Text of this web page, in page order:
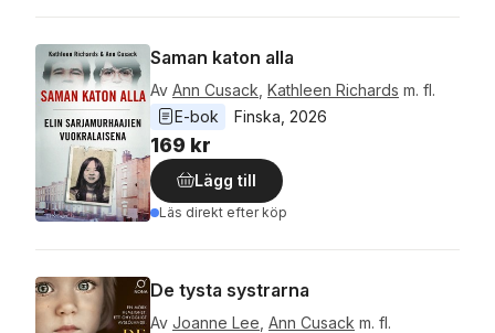
Saman katon alla
Av Ann Cusack Kathleen Richards m. fl.
E-bok
Finska 2026
169 kr
Lägg till
Läs direkt efter köp
De tysta systrarna
Av Joanne Lee Ann Cusack m. fl.